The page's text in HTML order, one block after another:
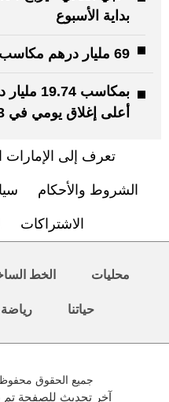
بداية الأسبوع
69 مليار درهم مكاسب الأسهم المحلية في أسبوع
بمكاسب
أعلى إغلاق يومي في 3 أشهر
تعرف إلى الإمارات
الشروط والأحكام
الاشتراكات
محليات الخط
حياتنا رياضة
جميع الحقوق محفوظة © 2026
آخر تحديث للصفحة تم بتاريخ: 4 يوليو